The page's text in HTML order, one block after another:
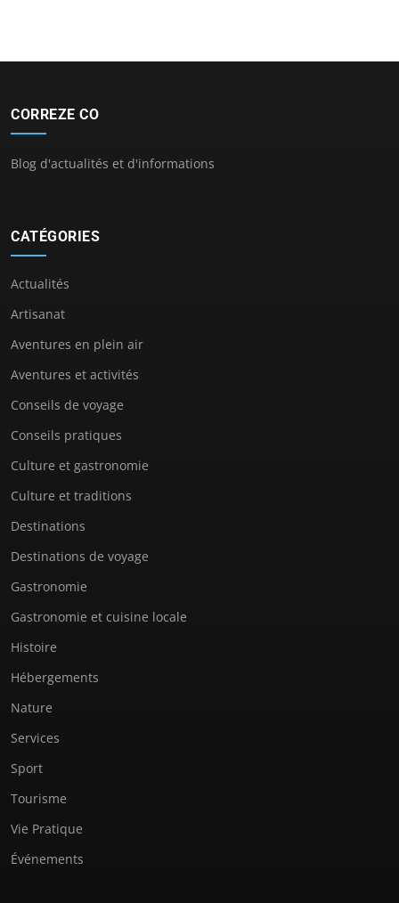
CORREZE CO
Blog d'actualités et d'informations
CATÉGORIES
Actualités
Artisanat
Aventures en plein air
Aventures et activités
Conseils de voyage
Conseils pratiques
Culture et gastronomie
Culture et traditions
Destinations
Destinations de voyage
Gastronomie
Gastronomie et cuisine locale
Histoire
Hébergements
Nature
Services
Sport
Tourisme
Vie Pratique
Événements